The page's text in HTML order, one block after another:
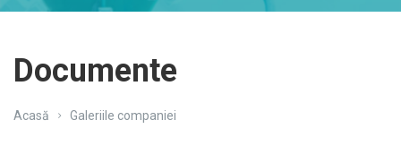
Documente
Acasă Galeriile companiei